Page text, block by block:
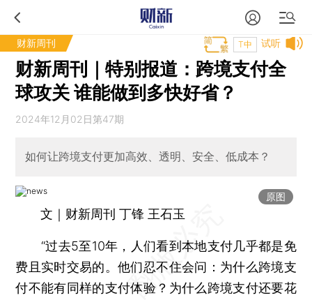
财新周刊 试听
T中
财新周刊｜特别报道：跨境支付全
球攻关 谁能做到多快好省？
2024年12月02日第47期
如何让跨境支付更加高效、透明、安全、低成本？
原图
文｜财新周刊 丁锋 王石玉
“过去5至10年，人们看到本地支付几乎都是免
费且实时交易的。他们忍不住会问：为什么跨境支
付不能有同样的支付体验？为什么跨境支付还要花